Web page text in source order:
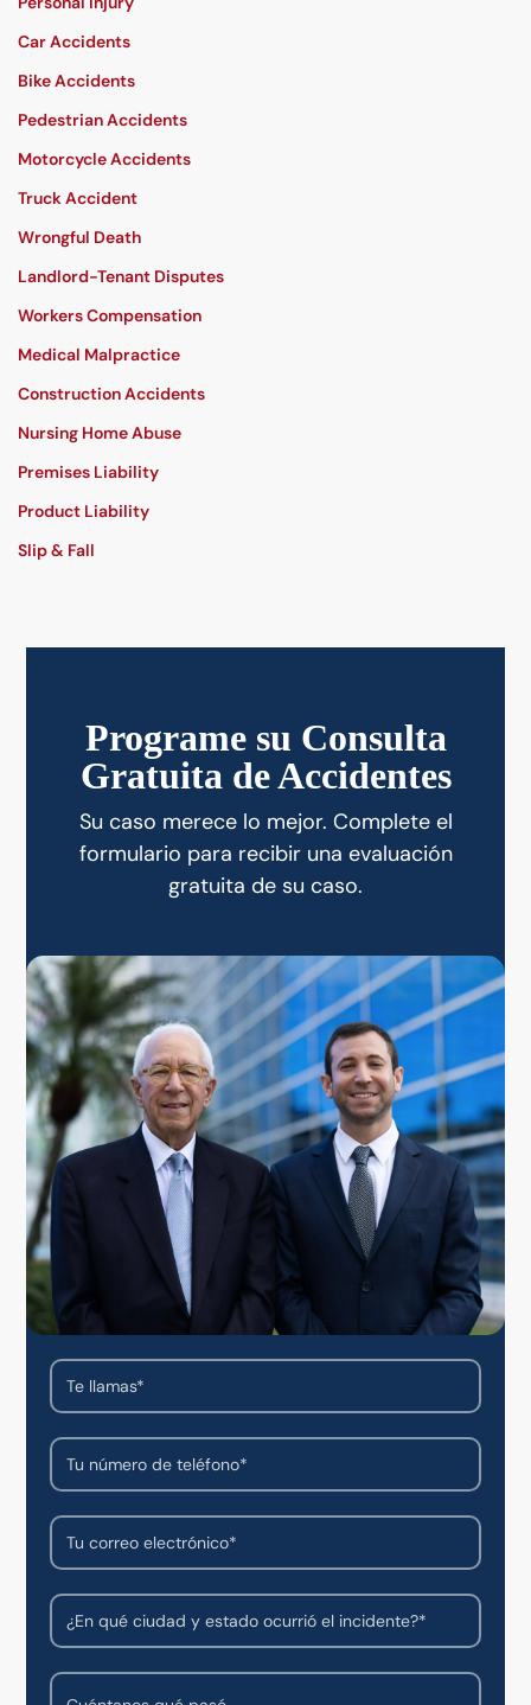
Car Accidents
Bike Accidents
Pedestrian Accidents
Motorcycle Accidents
Truck Accident
Wrongful Death
Landlord-Tenant Disputes
Workers Compensation
Medical Malpractice
Construction Accidents
Nursing Home Abuse
Premises Liability
Product Liability
Slip & Fall
Programe su Consulta
Gratuita de Accidentes
Su caso merece lo mejor. Complete el
formulario para recibir una evaluación
gratuita de su caso.